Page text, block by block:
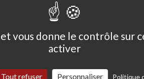
vous donne le contrôle sur
activer
Tout refuser Personnaliser Politique